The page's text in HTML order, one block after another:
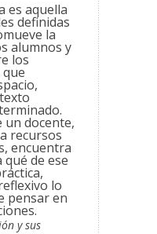
es aquella
definidas
la
alumnos y
los
un docente,
recursos
encuentra
de ese
lo
pensar en
y sus